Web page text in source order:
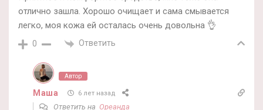
отлично зашла. Хорошо очищает и сама смывается
легко, моя кожа ей осталась очень довольна 👌
0 Ответить
Автор
Маша 6 лет назад
Ответить на Ореанда